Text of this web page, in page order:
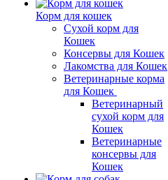
Корм для кошек
Сухой корм для
Кошек
Консервы для Кошек
Лакомства для Кошек
Ветеринарные корма
для Кошек
Ветеринарный
сухой корм для
Кошек
Ветеринарные
консервы для
Кошек